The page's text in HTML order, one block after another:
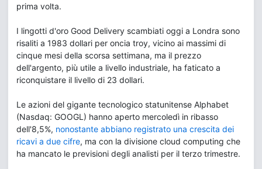
prima volta.
I lingotti d'oro Good Delivery scambiati oggi a Londra sono
risaliti a 1983 dollari per oncia troy, vicino ai massimi di
cinque mesi della scorsa settimana, ma il prezzo
dell'argento, più utile a livello industriale, ha faticato a
riconquistare il livello di 23 dollari.
Le azioni del gigante tecnologico statunitense Alphabet
(Nasdaq: GOOGL) hanno aperto mercoledì in ribasso
dell'8,5%, nonostante abbiano registrato una crescita dei
ricavi a due cifre, ma con la divisione cloud computing che
ha mancato le previsioni degli analisti per il terzo trimestre.